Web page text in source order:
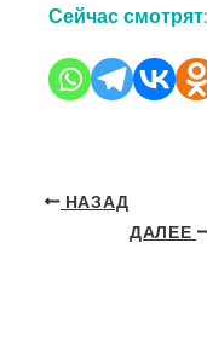
Сейчас смотрят:
НАЗАД
ДАЛЕЕ